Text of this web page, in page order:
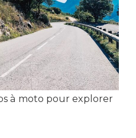
à moto pour explorer